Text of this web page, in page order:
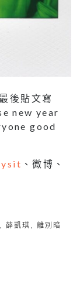
後貼文寫
new year
good
、微博、
, 薛凱琪 , 離別暗